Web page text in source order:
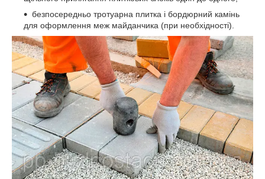
безпосередньо тротуарна плитка і бордюрний камінь
для оформлення меж майданчика (при необхідності).